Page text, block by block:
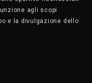
agli scopi
e la divulgazione dello